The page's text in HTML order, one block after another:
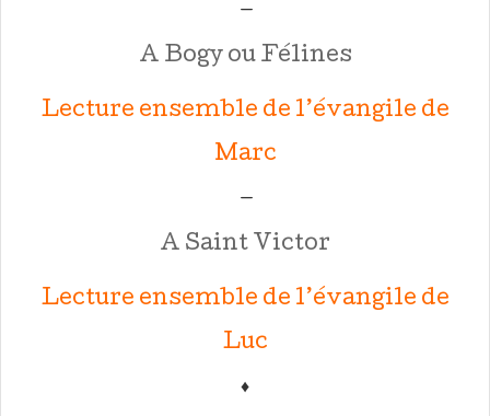
—
A Bogy ou Félines
Lecture ensemble de l’évangile de
Marc
—
A Saint Victor
Lecture ensemble de l’évangile de
Luc
♦